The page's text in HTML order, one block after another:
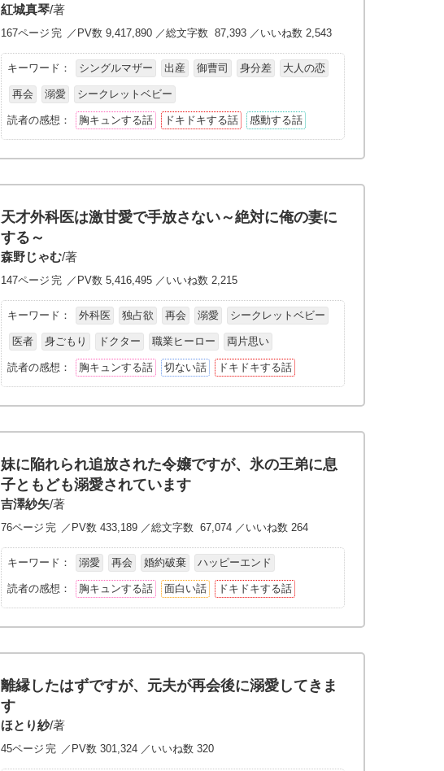
紅城真琴/著
167ページ 完 ／PV数 9,417,890 ／総文字数 87,393 ／いいね数 2,543
キーワード： シングルマザー 出産 御曹司 身分差 大人の恋
再会 溺愛 シークレットベビー
読者の感想： 胸キュンする話 ドキドキする話 感動する話
天才外科医は激甘愛で手放さない～絶対に俺の妻に
する～
森野じゃむ/著
147ページ 完 ／PV数 5,416,495 ／いいね数 2,215
キーワード： 外科医 独占欲 再会 溺愛 シークレットベビー
医者 身ごもり ドクター 職業ヒーロー 両片思い
読者の感想： 胸キュンする話 切ない話 ドキドキする話
妹に陥れられ追放された令嬢ですが、氷の王弟に息
子ともども溺愛されています
吉澤紗矢/著
76ページ 完 ／PV数 433,189 ／総文字数 67,074 ／いいね数 264
キーワード： 溺愛 再会 婚約破棄 ハッピーエンド
読者の感想： 胸キュンする話 面白い話 ドキドキする話
離縁したはずですが、元夫が再会後に溺愛してきま
す
ほとり紗/著
45ページ 完 ／PV数 301,324 ／いいね数 320